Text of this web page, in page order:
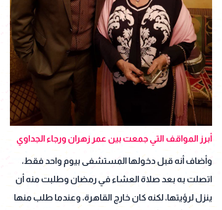
أبرز المواقف التي جمعت بين عمر زهران ورجاء الجداوي
وأضاف أنه قبل دخولها المستشفى بيوم واحد فقط،
اتصلت به بعد صلاة العشاء في رمضان وطلبت منه أن
ينزل لرؤيتها، لكنه كان خارج القاهرة، وعندما طلب منها